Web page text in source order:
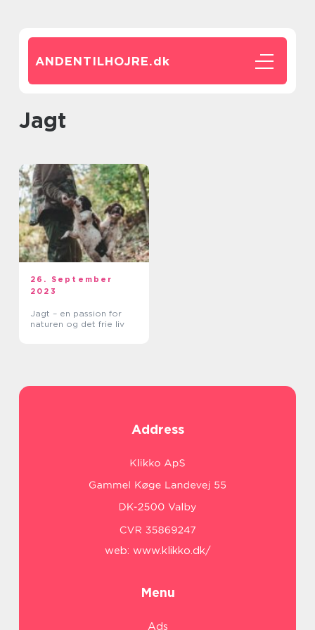
ANDENTILHOJRE.dk
Jagt
26. September
2023
Jagt – en passion for
naturen og det frie liv
Address
web: www.klikko.dk/
Menu
Ads